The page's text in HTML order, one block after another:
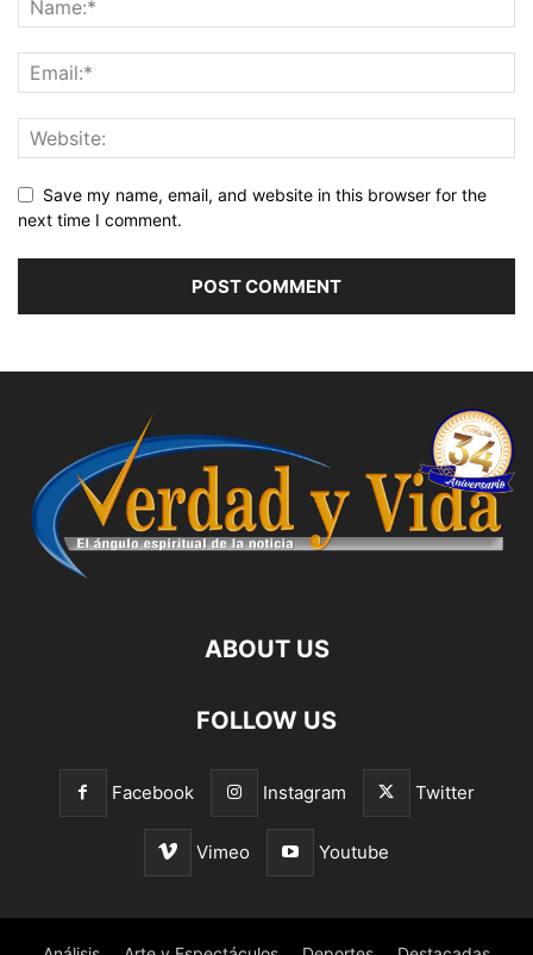
Save my name, email, and website in this browser for the
next time I comment.
ABOUT US
FOLLOW US
Facebook Instagram Twitter
Vimeo Youtube